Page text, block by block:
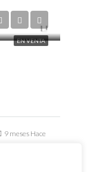
EN VENTA
9 meses Hace